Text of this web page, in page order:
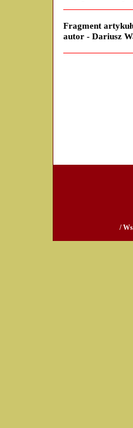
Fragment
autor - Dariusz
/